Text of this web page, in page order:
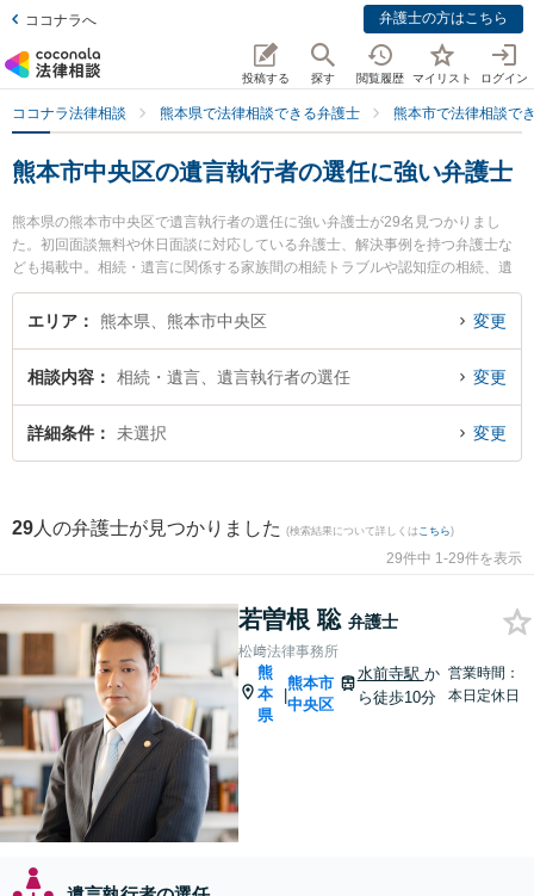
ココナラへ 弁護士の方はこちら
投稿する 探す 閲覧履歴 マイリスト ログイン
ココナラ法律相談 熊本県で法律相談できる弁護士 熊本市で法律相談で
熊本市中央区の遺言執行者の選任に強い弁護士
熊本県の熊本市中央区で遺言執行者の選任に強い弁護士が29名見つかりまし
た。初回面談無料や休日面談に対応している弁護士、解決事例を持つ弁護士な
ども掲載中。相続・遺言に関係する家族間の相続トラブルや認知症の相続、遺
産分割等の細かな分野での絞り込み検索もでき便利です。特に松﨑法律事務所
の若曽根 聡弁護士やつばさ法律事務所の田中 真由美弁護士、桜樹法律事務所の
すぐに弁護士に相談したい』『遺言執行者の選任のトラブル解決の実績豊富な
近くの弁護士を検索したい』『初回相談無料で遺言執行者の選任を法律相談で
きる熊本市中央区内の弁護士に相談予約したい』などでお困りの相談者さんに
エリア 熊本県、熊本市中央区 変更
相談内容 相続・遺言、遺言執行者の選任 変更
詳細条件 未選択 変更
29 人の弁護士が見つかりました (検索結果について詳しくは こちら)
29件中 1-29件を表示
若曽根 聡 弁護士
松﨑法律事務所
熊
本
県
|
熊本市
中央区
水前寺駅 か
ら徒歩10分
営業時間：
本日定休日